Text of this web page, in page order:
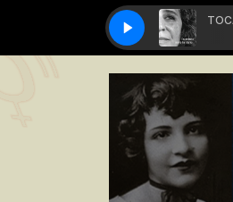
Maria Bethania - Estrela